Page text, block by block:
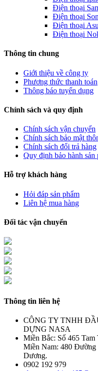
Điện thoại
Điện thoại
Điện thoại
Điện thoại
Thông tin chung
Giới thiệu về công ty
Phương thức thanh toán
Thông báo tuyển dụng
Chính sách và quy định
Chính sách vận chuyển
Chính sách bảo mật
Chính sách đổi trả hàng
Quy định bảo hành sản
Hỗ trợ khách hàng
Hỏi đáp sản phẩm
Liên hệ mua hàng
Đối tác vận chuyển
Thông tin liên hệ
CÔNG TY TNHH
DỰNG NASA
Miền Bắc: Số 465
Miền Nam: 480
Dương.
0902 192 979